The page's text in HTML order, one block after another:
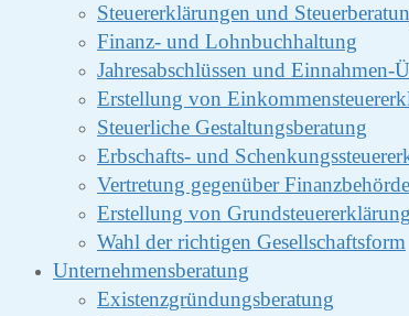
Steuererklärungen und
Finanz- und Lohnbuchhaltung
Jahresabschlüssen und Einnahmen-
Erstellung von
Steuerliche Gestaltungsberatung
Erbschafts- und
Vertretung gegenüber
Erstellung von
Wahl der richtigen Gesellschaftsform
Unternehmensberatung
Existenzgründungsberatung